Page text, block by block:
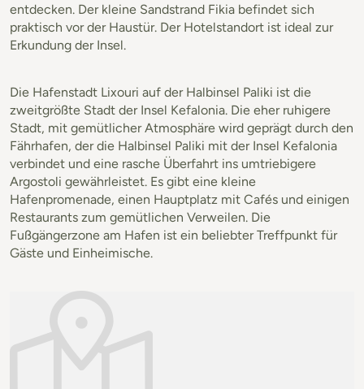
entdecken. Der kleine Sandstrand Fikia befindet sich
praktisch vor der Haustür. Der Hotelstandort ist ideal zur
Erkundung der Insel.
Die Hafenstadt Lixouri auf der Halbinsel Paliki ist die
zweitgrößte Stadt der Insel Kefalonia. Die eher ruhigere
Stadt, mit gemütlicher Atmosphäre wird geprägt durch den
Fährhafen, der die Halbinsel Paliki mit der Insel Kefalonia
verbindet und eine rasche Überfahrt ins umtriebigere
Argostoli gewährleistet. Es gibt eine kleine
Hafenpromenade, einen Hauptplatz mit Cafés und einigen
Restaurants zum gemütlichen Verweilen. Die
Fußgängerzone am Hafen ist ein beliebter Treffpunkt für
Gäste und Einheimische.